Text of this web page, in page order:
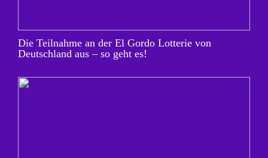
Die Teilnahme an der El Gordo Lotterie von
Deutschland aus – so geht es!